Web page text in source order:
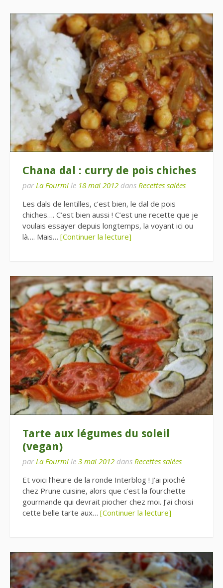
Chana dal : curry de pois chiches
par La Fourmi le 18 mai 2012 dans Recettes salées
Les dals de lentilles, c’est bien, le dal de pois
chiches…. C’est bien aussi ! C’est une recette que je
voulais essayer depuis longtemps, la voyant ici ou
là…. Mais… [Continuer la lecture]
Tarte aux légumes du soleil
(vegan)
par La Fourmi le 3 mai 2012 dans Recettes salées
Et voici l’heure de la ronde Interblog ! J’ai pioché
chez Prune cuisine, alors que c’est la fourchette
gourmande qui devrait piocher chez moi. J’ai choisi
cette belle tarte aux… [Continuer la lecture]